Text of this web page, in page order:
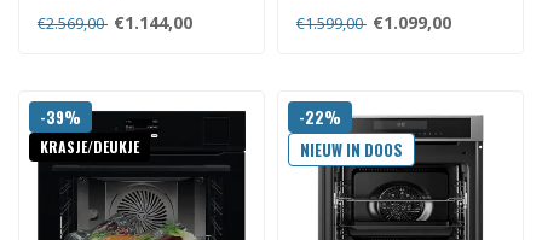
Connectiviteit | WiFi
€2.569,00 €1.144,00
is gebouwd met veiligheid
€1.599,00 €1.099,00
-39%
KRASJE/DEUKJE
-22%
NIEUW IN DOOS